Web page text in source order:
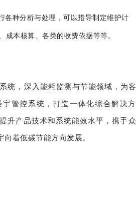
各种分析与处理，可以指导制定维护计
成本核算、各类的收费依据等等。
统， 深入能耗监测与节能领域，为客
管控系统，打造一体化综合解决方
升产品技术和系统能效水平，携手众
向着低碳节能方向发展。